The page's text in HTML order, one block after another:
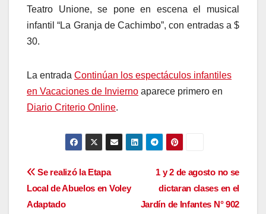
Teatro Unione, se pone en escena el musical
infantil “La Granja de Cachimbo”, con entradas a $
30.
La entrada Continúan los espectáculos infantiles
en Vacaciones de Invierno aparece primero en
Diario Criterio Online.
Navegación
de
1 y 2 de agosto no se
dictaran clases en el
Jardín de Infantes N° 902
Se realizó la Etapa
Local de Abuelos en Voley
Adaptado